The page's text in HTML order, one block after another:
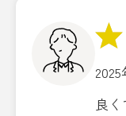
良